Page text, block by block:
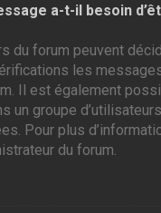
a-t-il besoin
du forum peuvent
les
Il est également
un groupe
Pour plus
du forum.